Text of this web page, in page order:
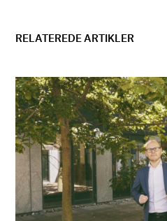
RELATEREDE ARTIKLER